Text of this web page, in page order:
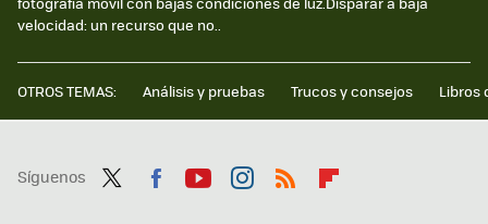
velocidad: un recurso que no..
OTROS TEMAS: Análisis y pruebas Trucos y consejos Libros
Síguenos